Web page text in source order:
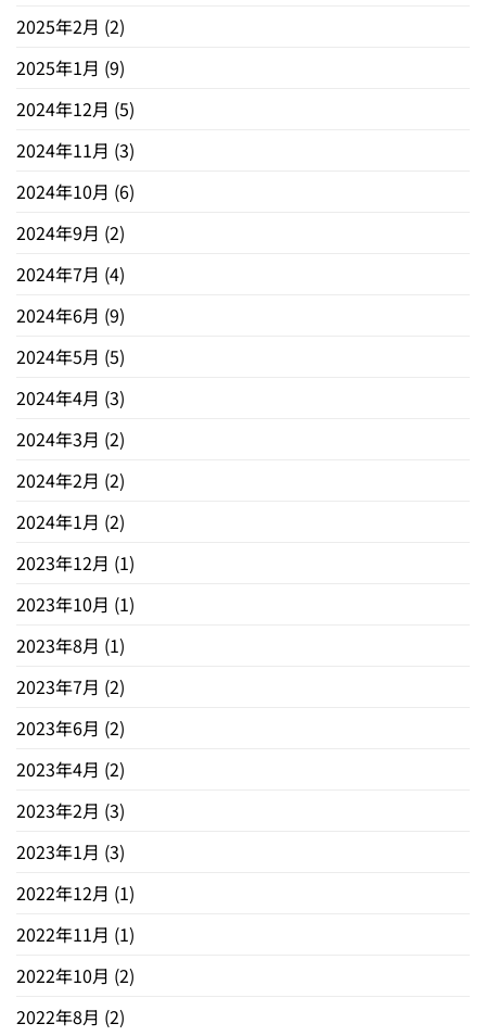
2025年2月 (2)
2025年1月 (9)
2024年12月 (5)
2024年11月 (3)
2024年10月 (6)
2024年9月 (2)
2024年7月 (4)
2024年6月 (9)
2024年5月 (5)
2024年4月 (3)
2024年3月 (2)
2024年2月 (2)
2024年1月 (2)
2023年12月 (1)
2023年10月 (1)
2023年8月 (1)
2023年7月 (2)
2023年6月 (2)
2023年4月 (2)
2023年2月 (3)
2023年1月 (3)
2022年12月 (1)
2022年11月 (1)
2022年10月 (2)
2022年8月 (2)